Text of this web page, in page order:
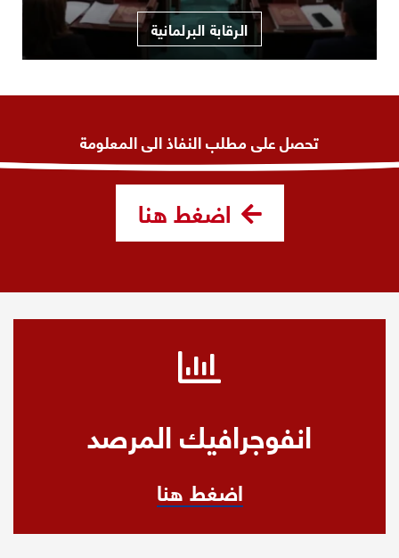
الرقابة البرلمانية
تحصل على مطلب النفاذ الى المعلومة
اضغط هنا
انفوجرافيك المرصد
اضغط هنا